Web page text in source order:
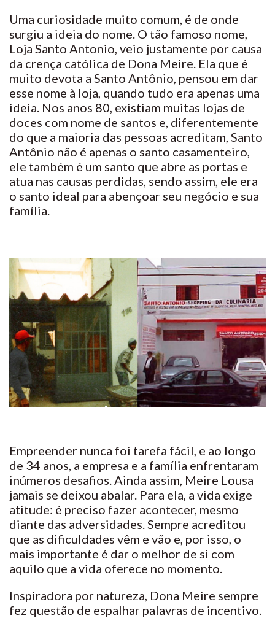
Uma curiosidade muito comum, é de onde
surgiu a ideia do nome. O tão famoso nome,
Loja Santo Antonio, veio justamente por causa
da crença católica de Dona Meire. Ela que é
muito devota a Santo Antônio, pensou em dar
esse nome à loja, quando tudo era apenas uma
ideia. Nos anos 80, existiam muitas lojas de
doces com nome de santos e, diferentemente
do que a maioria das pessoas acreditam, Santo
Antônio não é apenas o santo casamenteiro,
ele também é um santo que abre as portas e
atua nas causas perdidas, sendo assim, ele era
o santo ideal para abençoar seu negócio e sua
família.
Empreender nunca foi tarefa fácil, e ao longo
de 34 anos, a empresa e a família enfrentaram
inúmeros desafios. Ainda assim, Meire Lousa
jamais se deixou abalar. Para ela, a vida exige
atitude: é preciso fazer acontecer, mesmo
diante das adversidades. Sempre acreditou
que as dificuldades vêm e vão e, por isso, o
mais importante é dar o melhor de si com
aquilo que a vida oferece no momento.
Inspiradora por natureza, Dona Meire sempre
fez questão de espalhar palavras de incentivo.